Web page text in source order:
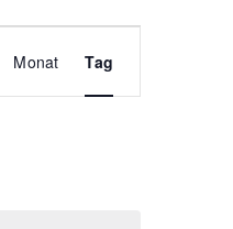
Ansichten-
Navigation
Monat Tag